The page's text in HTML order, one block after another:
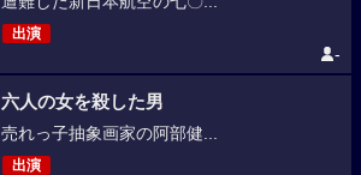
出演
-
六人の女を殺した男
売れっ子抽象画家の阿部健...
出演